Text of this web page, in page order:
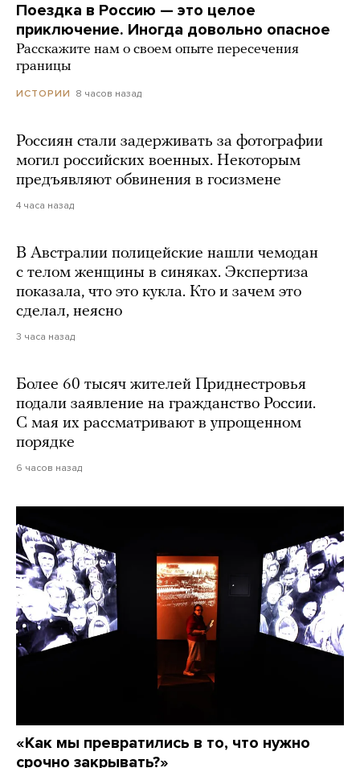
Поездка в Россию — это целое
приключение. Иногда довольно опасное
Расскажите нам о своем опыте пересечения
границы
ИСТОРИИ 8 часов назад
Россиян стали задерживать за фотографии
могил российских военных. Некоторым
предъявляют обвинения в госизмене
4 часа назад
В Австралии полицейские нашли чемодан
с телом женщины в синяках. Экспертиза
показала, что это кукла. Кто и зачем это
сделал, неясно
3 часа назад
Более 60 тысяч жителей Приднестровья
подали заявление на гражданство России.
С мая их рассматривают в упрощенном
порядке
6 часов назад
«Как мы превратились в то, что нужно
срочно закрывать?»